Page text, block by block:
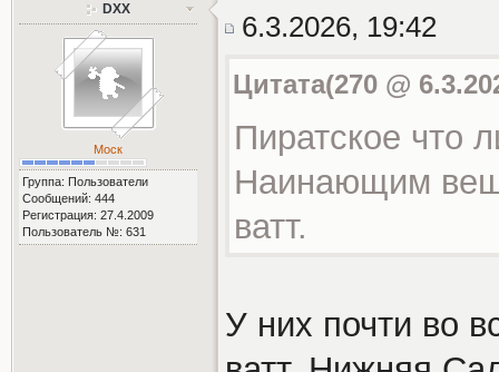
DXX
Моск
Группа: Пользователи
Сообщений: 444
Регистрация: 27.4.2009
Пользователь №: 631
6.3.2026, 19:42
Цитата(270 @
Пиратское что
Наинающим
ватт.
У них почти во